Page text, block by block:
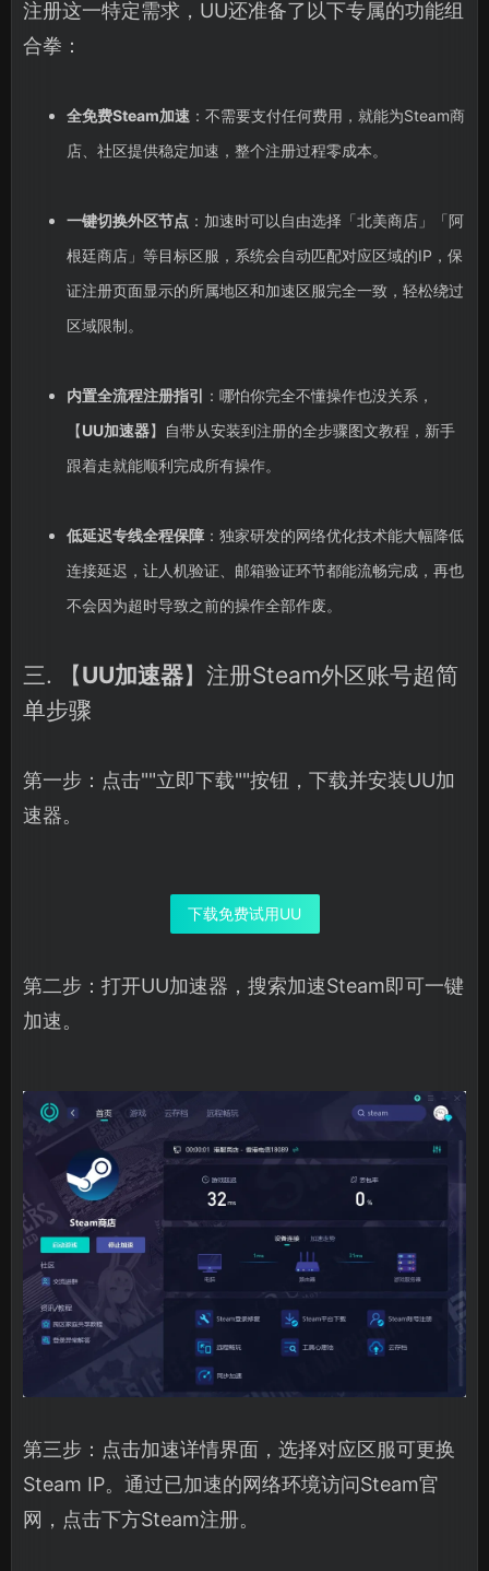
注册这一特定需求，UU还准备了以下专属的功能组
合拳：
全免费Steam加速：不需要支付任何费用，就能为Steam商
店、社区提供稳定加速，整个注册过程零成本。
一键切换外区节点：加速时可以自由选择「北美商店」「阿
根廷商店」等目标区服，系统会自动匹配对应区域的IP，保
证注册页面显示的所属地区和加速区服完全一致，轻松绕过
区域限制。
内置全流程注册指引
：哪怕你完全不懂操作也没关系，
【UU加速器】自带从安装到注册的全步骤图文教程，新手
跟着走就能顺利完成所有操作。
低延迟专线全程保障：独家研发的网络优化技术能大幅降低
连接延迟，让人机验证、邮箱验证环节都能流畅完成，再也
不会因为超时导致之前的操作全部作废。
三. 【UU加速器】注册Steam外区账号超简
单步骤
第一步：点击""立即下载""按钮，下载并安装UU加
速器。
下载免费试用UU
第二步：打开UU加速器，搜索加速Steam即可一键
加速。
第三步：点击加速详情界面，选择对应区服可更换
Steam IP。通过已加速的网络环境访问Steam官
网，点击下方Steam注册。